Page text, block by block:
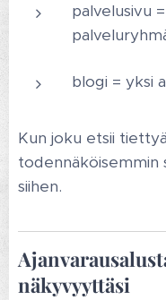
palvelusivu
blogi = yksi
Kun joku etsii
todennäköisemmin
siihen.
näkyvyyttäsi